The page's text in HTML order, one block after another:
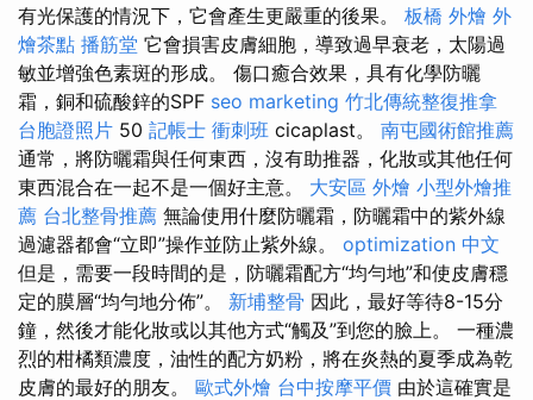
有光保護的情況下，它會產生更嚴重的後果。 板橋 外燴 外
燴茶點 播筋堂 它會損害皮膚細胞，導致過早衰老，太陽過
敏並增強色素斑的形成。 傷口癒合效果，具有化學防曬
霜，銅和硫酸鋅的SPF seo marketing 竹北傳統整復推拿
台胞證照片 50 記帳士 衝刺班 cicaplast。 南屯國術館推薦
通常，將防曬霜與任何東西，沒有助推器，化妝或其他任何
東西混合在一起不是一個好主意。 大安區 外燴 小型外燴推
薦 台北整骨推薦 無論使用什麼防曬霜，防曬霜中的紫外線
過濾器都會“立即”操作並防止紫外線。 optimization 中文
但是，需要一段時間的是，防曬霜配方“均勻地”和使皮膚穩
定的膜層“均勻地分佈”。 新埔整骨 因此，最好等待8-15分
鐘，然後才能化妝或以其他方式“觸及”到您的臉上。 一種濃
烈的柑橘類濃度，油性的配方奶粉，將在炎熱的夏季成為乾
皮膚的最好的朋友。 歐式外燴 台中按摩平價 由於這確實是